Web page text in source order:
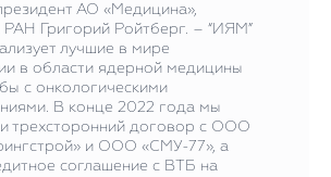
АО «Медицина»,
РАН Григорий Ройтберг. – “ИЯМ”
лучшие в мире
в области ядерной медицины
с онкологическими
В конце 2022 года мы
трехсторонний договор с ООО
и ООО «СМУ-77», а
соглашение с ВТБ на